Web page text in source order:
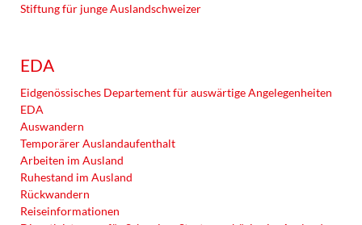
Stiftung für junge Auslandschweizer
EDA
Eidgenössisches Departement für auswärtige Angelegenheiten
EDA
Auswandern
Temporärer Auslandaufenthalt
Arbeiten im Ausland
Ruhestand im Ausland
Rückwandern
Reiseinformationen